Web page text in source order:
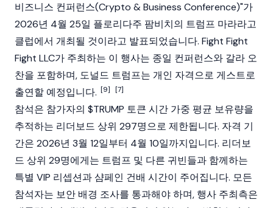
비즈니스 컨퍼런스(Crypto & Business Conference)"가
2026년 4월 25일 플로리다주 팜비치의 트럼프 마라라고
클럽에서 개최될 것이라고 발표되었습니다. Fight Fight
Fight LLC가 주최하는 이 행사는 종일 컨퍼런스와 갈라 오
찬을 포함하며, 도널드 트럼프는 개인 자격으로 게스트로
출연할 예정입니다. [9] [7]
참석은 참가자의 $TRUMP 토큰 시간 가중 평균 보유량을
추적하는 리더보드 상위 297명으로 제한됩니다. 자격 기
간은 2026년 3월 12일부터 4월 10일까지입니다. 리더보
드 상위 29명에게는 트럼프 및 다른 귀빈들과 함께하는
특별 VIP 리셉션과 샴페인 건배 시간이 주어집니다. 모든
참석자는 보안 배경 조사를 통과해야 하며, 행사 주최측은